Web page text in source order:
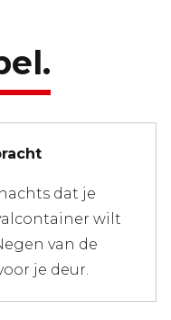
dat je
wilt
van de
je deur.